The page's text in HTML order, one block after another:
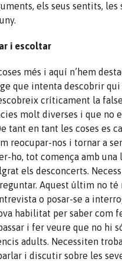
els seus sentits,
i escoltar
més i aquí n’hem
que intenta descobrir
críticament la
molt diverses i que no
tant en tant les coses es
reocupar-nos i tornar a
ho, tot comença amb
els desconcerts.
Aquest últim no
o posar-se a
habilitat per saber com
i fer veure que no hi
adults. Necessiten
i discutir sobre les